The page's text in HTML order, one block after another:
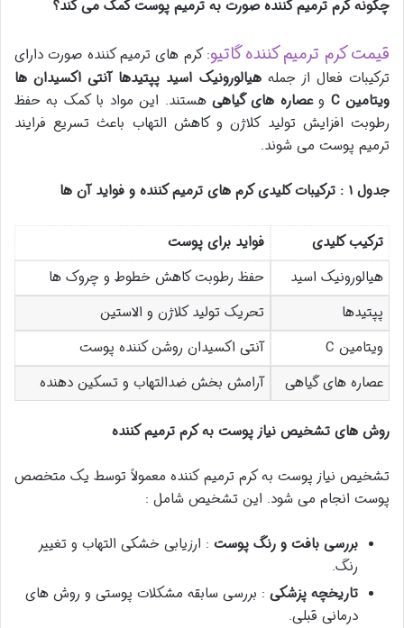
چگونه کرم ترمیم کننده صورت به ترمیم پوست کمک می کند؟
قیمت کرم ترمیم کننده گاتیو: کرم های ترمیم کننده صورت دارای
ترکیبات فعال از جملههیالورونیک اسید پپتیدها آنتی اکسیدان ها
ویتامینC وعصاره های گیاهی هستند. این مواد با کمک به حفظ
رطوبت افزایش تولید کلاژن و کاهش التهاب باعث تسریع فرایند
ترمیم پوست می شوند.
جدول ۱ : ترکیبات کلیدی کرم های ترمیم کننده و فواید آن ها
ترکیب کلیدی
فواید برای پوست
هیالورونیک اسید
حفظ رطوبت کاهش خطوط و چروک ها
پپتیدها
تحریک تولید کلاژن و الاستین
ویتامین C
آنتی اکسیدان روشن کننده پوست
عصاره های گیاهی
آرامش بخش ضدالتهاب و تسکین دهنده
روش های تشخیص نیاز پوست به کرم ترمیم کننده
تشخیص نیاز پوست به کرم ترمیم کننده معمولاً توسط یک متخصص
پوست انجام می شود. این تشخیص شامل :
بررسی بافت و رنگ پوست : ارزیابی خشکی التهاب و تغییر
رنگ.
تاریخچه پزشکی : بررسی سابقه مشکلات پوستی و روش های
درمانی قبلی.